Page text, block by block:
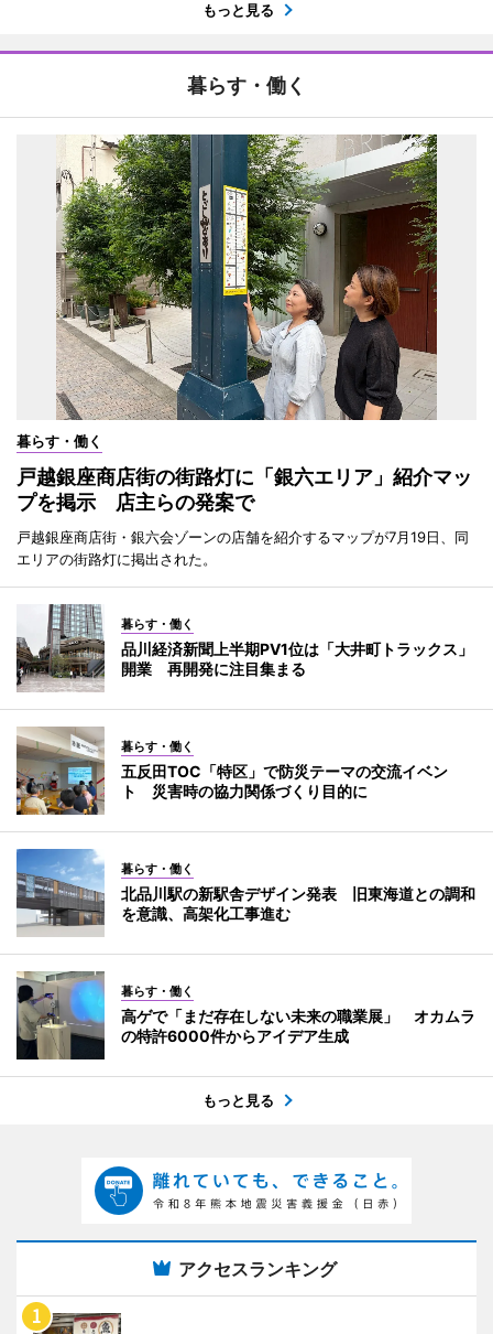
もっと見る
暮らす・働く
暮らす・働く
戸越銀座商店街の街路灯に「銀六エリア」紹介マッ
プを掲示 店主らの発案で
戸越銀座商店街・銀六会ゾーンの店舗を紹介するマップが7月19日、同
エリアの街路灯に掲出された。
暮らす・働く
品川経済新聞上半期PV1位は「大井町トラックス」
開業 再開発に注目集まる
暮らす・働く
五反田TOC「特区」で防災テーマの交流イベン
ト 災害時の協力関係づくり目的に
暮らす・働く
北品川駅の新駅舎デザイン発表 旧東海道との調和
を意識、高架化工事進む
暮らす・働く
高ゲで「まだ存在しない未来の職業展」 オカムラ
の特許6000件からアイデア生成
もっと見る
アクセスランキング